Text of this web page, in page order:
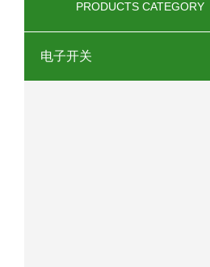
OEMER三
OEMER电
PRODUCTS CATEGORY
电子开关